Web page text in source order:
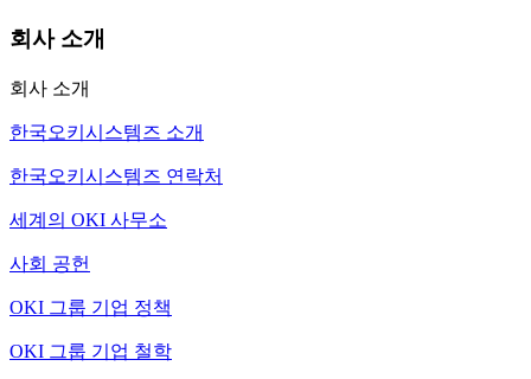
회사 소개
회사 소개
한국오키시스템즈 소개
한국오키시스템즈 연락처
세계의 OKI 사무소
사회 공헌
OKI 그룹 기업 정책
OKI 그룹 기업 철학